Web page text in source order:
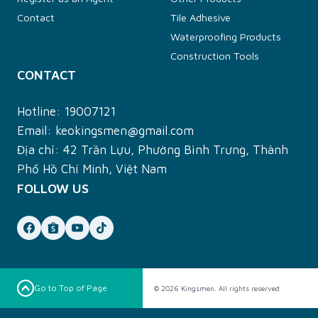
Contact
Tile Adhesive
Waterproofing Products
Construction Tools
CONTACT
Hotline: 19007121
Email: keokingsmen@gmail.com
Địa chỉ: 42 Trần Lựu, Phường Bình Trưng, Thành
Phố Hồ Chí Minh, Việt Nam
FOLLOW US
Go to Top of Page © 2026 Kingsmen. All rights reserved